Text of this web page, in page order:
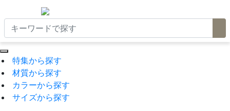
特集から探す
材質から探す
カラーから探す
サイズから探す